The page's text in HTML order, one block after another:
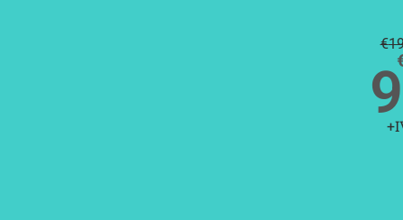
€